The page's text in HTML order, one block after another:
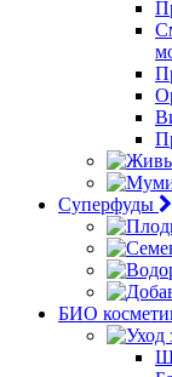
Суперфуды
БИО